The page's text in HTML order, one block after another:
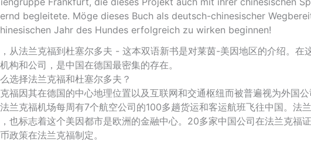
begleitete. Möge dieses Buch als deutsch-chinesischer
Jahr des Hundes erfolgreich zu wirken beginnen!
从法兰克福到杜塞尔多夫 - 这本双语新书是对莱茵-美因地区的介绍。在
构和公司，是中国在德国最密集的存在。
选择法兰克福和杜塞尔多夫？
福因其在德国的中心地理位置以及互联网和交通枢纽而被普遍视为外国
兰克福机场每周有7个航空公司的100多趟货运和客运航班飞往中国。法
也标志着这个美因都市是欧洲的金融中心。20多家中国公司在法兰克福
政策在法兰克福制定。